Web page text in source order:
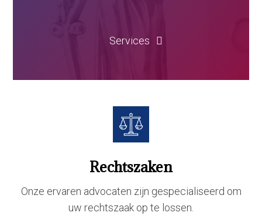
Services
Rechtszaken
Onze ervaren advocaten zijn gespecialiseerd om
uw rechtszaak op te lossen.